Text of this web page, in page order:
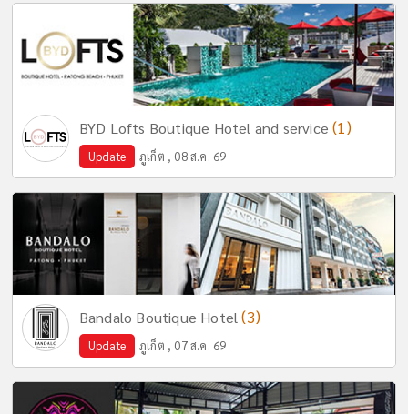
BYD Lofts Boutique Hotel and service(1)
Update ภูเก็ต , 08 ส.ค. 69
Bandalo Boutique Hotel(3)
Update ภูเก็ต , 07 ส.ค. 69